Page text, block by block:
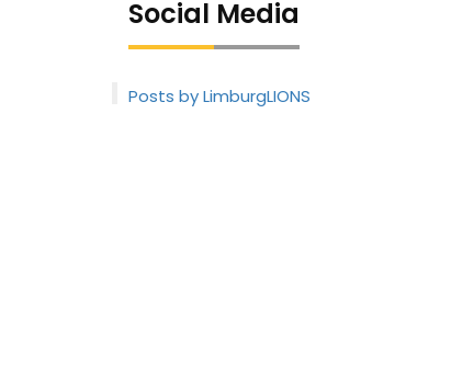
Social Media
Posts by LimburgLIONS